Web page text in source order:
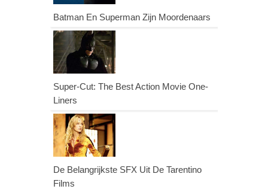
Batman En Superman Zijn Moordenaars
Super-Cut: The Best Action Movie One-
Liners
De Belangrijkste SFX Uit De Tarentino
Films